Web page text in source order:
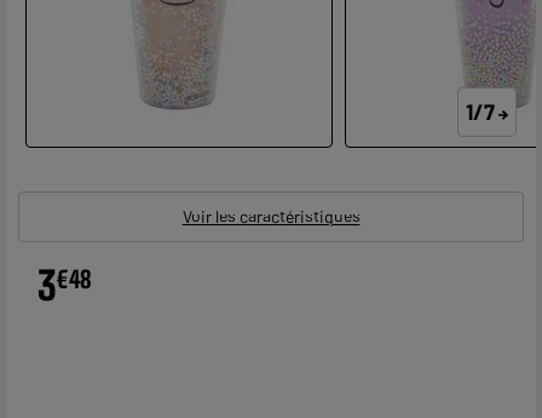
1/7
Voir les caractéristiques
3€48